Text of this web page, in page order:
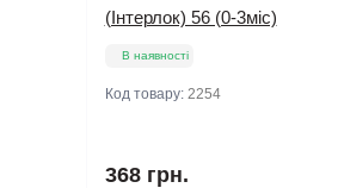
(Інтерлок) 56 (0-3міс)
В наявності
Код товару: 2254
368 грн.